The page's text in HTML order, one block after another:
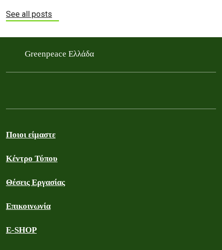
See all posts
Greenpeace Ελλάδα
Ποιοι είμαστε
Κέντρο Τύπου
Θέσεις Εργασίας
Επικοινωνία
E-SHOP